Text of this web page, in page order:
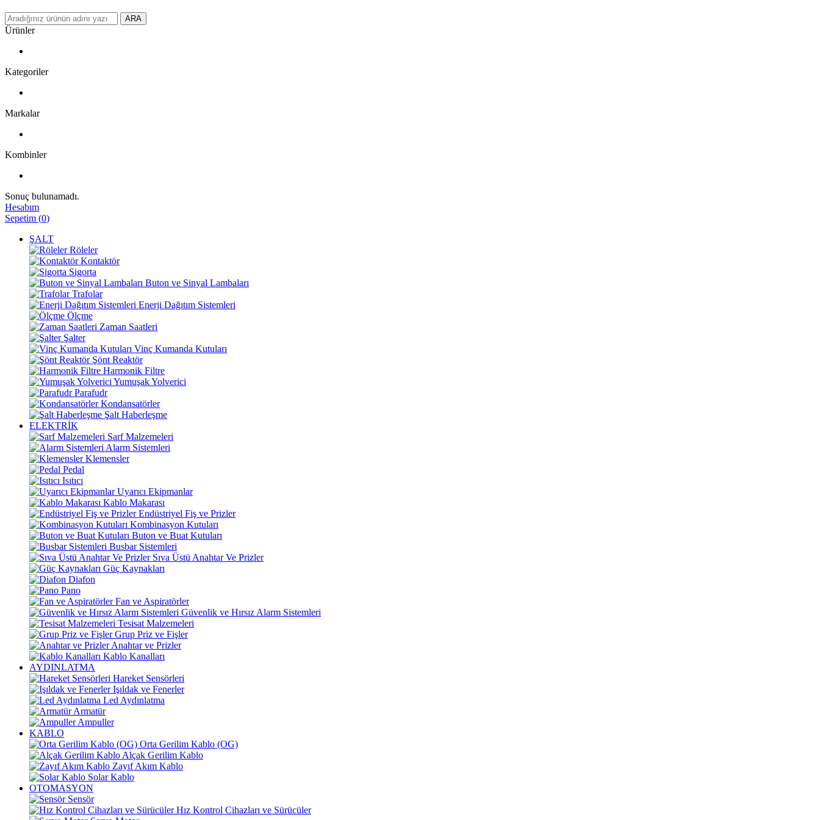
ARA
Ürünler
Kategoriler
Markalar
Kombinler
Sonuç bulunamadı.
Hesabım
Sepetim (0)
ŞALT
Röleler
Kontaktör
Sigorta
Buton ve Sinyal Lambaları
Trafolar
Enerji Dağıtım Sistemleri
Ölçme
Zaman Saatleri
Şalter
Vinç Kumanda Kutuları
Şönt Reaktör
Harmonik Filtre
Yumuşak Yolverici
Parafudr
Kondansatörler
Şalt Haberleşme
ELEKTRİK
Sarf Malzemeleri
Alarm Sistemleri
Klemensler
Pedal
Isıtıcı
Uyarıcı Ekipmanlar
Kablo Makarası
Endüstriyel Fiş ve Prizler
Kombinasyon Kutuları
Buton ve Buat Kutuları
Busbar Sistemleri
Sıva Üstü Anahtar Ve Prizler
Güç Kaynakları
Diafon
Pano
Fan ve Aspiratörler
Güvenlik ve Hırsız Alarm Sistemleri
Tesisat Malzemeleri
Grup Priz ve Fişler
Anahtar ve Prizler
Kablo Kanalları
AYDINLATMA
Hareket Sensörleri
Işıldak ve Fenerler
Led Aydınlatma
Armatür
Ampuller
KABLO
Orta Gerilim Kablo (OG)
Alçak Gerilim Kablo
Zayıf Akım Kablo
Solar Kablo
OTOMASYON
Sensör
Hız Kontrol Cihazları ve Sürücüler